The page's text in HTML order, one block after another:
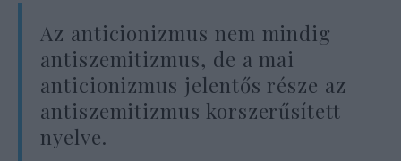
Az anticionizmus nem mindig
antiszemitizmus, de a mai
anticionizmus jelentős része az
antiszemitizmus korszerűsített
nyelve.